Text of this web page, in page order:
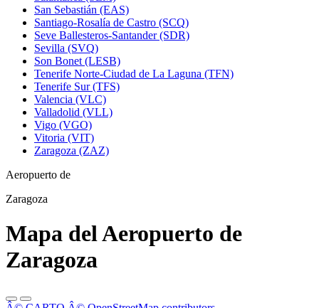
San Sebastián (EAS)
Santiago-Rosalía de Castro (SCQ)
Seve Ballesteros-Santander (SDR)
Sevilla (SVQ)
Son Bonet (LESB)
Tenerife Norte-Ciudad de La Laguna (TFN)
Tenerife Sur (TFS)
Valencia (VLC)
Valladolid (VLL)
Vigo (VGO)
Vitoria (VIT)
Zaragoza (ZAZ)
Aeropuerto de
Zaragoza
Mapa del Aeropuerto de
Zaragoza